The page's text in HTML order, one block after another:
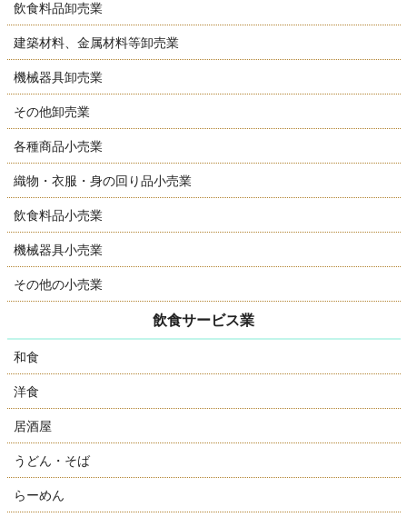
飲食料品卸売業
建築材料、金属材料等卸売業
機械器具卸売業
その他卸売業
各種商品小売業
織物・衣服・身の回り品小売業
飲食料品小売業
機械器具小売業
その他の小売業
飲食サービス業
和食
洋食
居酒屋
うどん・そば
らーめん